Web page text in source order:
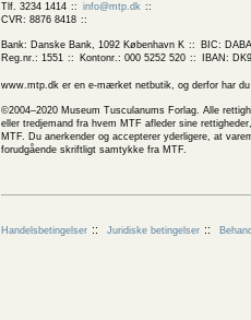
Tlf. 3234 1414
info@mtp.dk
CVR: 8876 8418
Bank: Danske Bank, 1092 København K
BIC:
Reg.nr.: 1551
Kontonr.: 000 5252 520 IBAN:
www.mtp.dk er en e-mærket netbutik, og derfor har
©2004–2020 Museum Tusculanums Forlag. Alle
eller tredjemand fra hvem MTF afleder sine
MTF. Du anerkender og accepterer yderligere, at
forudgående skriftligt samtykke fra MTF.
Handelsbetingelser Juridiske betingelser